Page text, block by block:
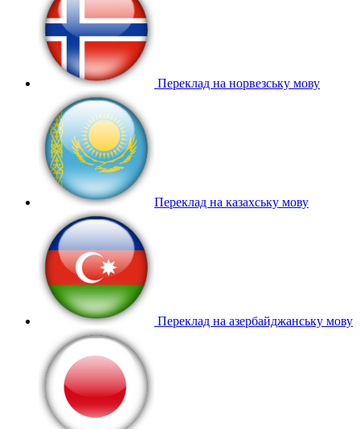
Переклад на норвезську мову
Переклад на казахську мову
Переклад на азербайджанську мову